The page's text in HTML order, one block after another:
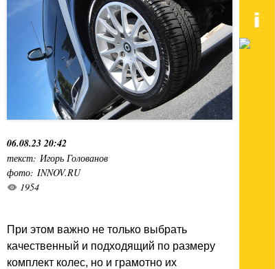
06.08.23 20:42
текст: Игорь Голованов
фото: INNOV.RU
1954
При этом важно не только выбрать
качественный и подходящий по размеру
комплект колес, но и грамотно их